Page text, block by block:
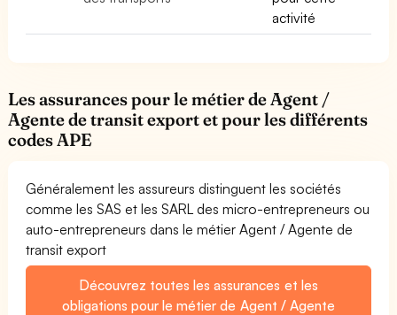
activité
Les assurances pour le métier de Agent /
Agente de transit export et pour les différents
codes APE
Généralement les assureurs distinguent les sociétés
comme les SAS et les SARL des micro-entrepreneurs ou
auto-entrepreneurs dans le métier Agent / Agente de
transit export
Découvrez toutes les assurances et les
obligations pour le métier de Agent / Agente